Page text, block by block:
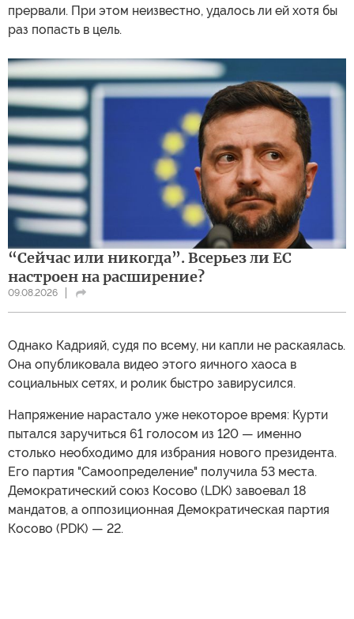
прервали. При этом неизвестно, удалось ли ей хотя бы
раз попасть в цель.
“Сейчас или никогда”. Всерьез ли ЕС
настроен на расширение?
09.08.2026
Однако Кадрияй, судя по всему, ни капли не раскаялась.
Она опубликовала видео этого яичного хаоса в
социальных сетях, и ролик быстро завирусился.
Напряжение нарастало уже некоторое время: Курти
пытался заручиться 61 голосом из 120 — именно
столько необходимо для избрания нового президента.
Его партия "Самоопределение" получила 53 места.
Демократический союз Косово (LDK) завоевал 18
мандатов, а оппозиционная Демократическая партия
Косово (PDK) — 22.